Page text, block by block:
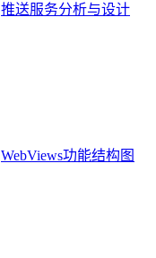
推送服务分析与设计
WebViews功能结构图